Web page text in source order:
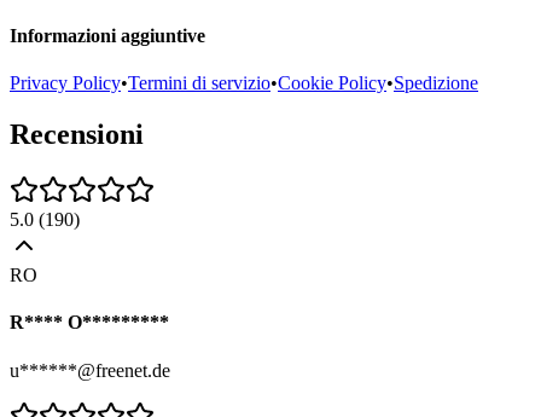
Informazioni aggiuntive
Privacy Policy•Termini di servizio•Cookie Policy•Spedizione
Recensioni
5.0 (190)
RO
R**** O*********
u******@freenet.de